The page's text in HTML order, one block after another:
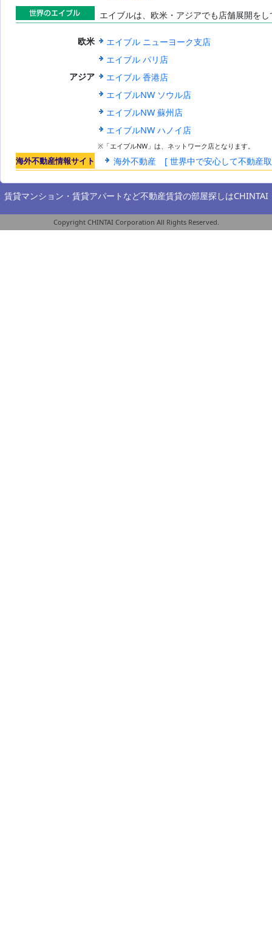
エイブルは、欧米・アジアでも店舗展開を
欧米
エイブル ニューヨーク支店
エイブル パリ店
アジア
エイブル 香港店
エイブルNW ソウル店
エイブルNW 蘇州店
エイブルNW ハノイ店
※「エイブルNW」は、ネットワーク店となります。
海外不動産情報サイト 海外不動産 [ 世界中で安心して不動産
賃貸マンション・賃貸アパートなど不動産賃貸の部屋探しはCHINTAI
Copyright CHINTAI Corporation All Rights Reserved.